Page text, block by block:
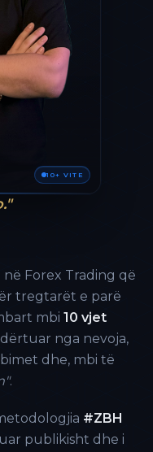
10+ VITE
Forex Trading që
tregtarët e parë
mbi 10 vjet
nga nevoja,
dhe, mbi të
.
#ZBH
publikisht dhe i